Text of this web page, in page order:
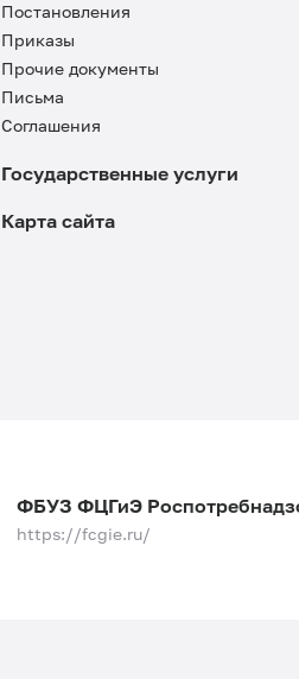
Постановления
Приказы
Прочие документы
Письма
Соглашения
Государственные услуги
Карта сайта
ФБУЗ ФЦГиЭ
https://fcgie.ru/